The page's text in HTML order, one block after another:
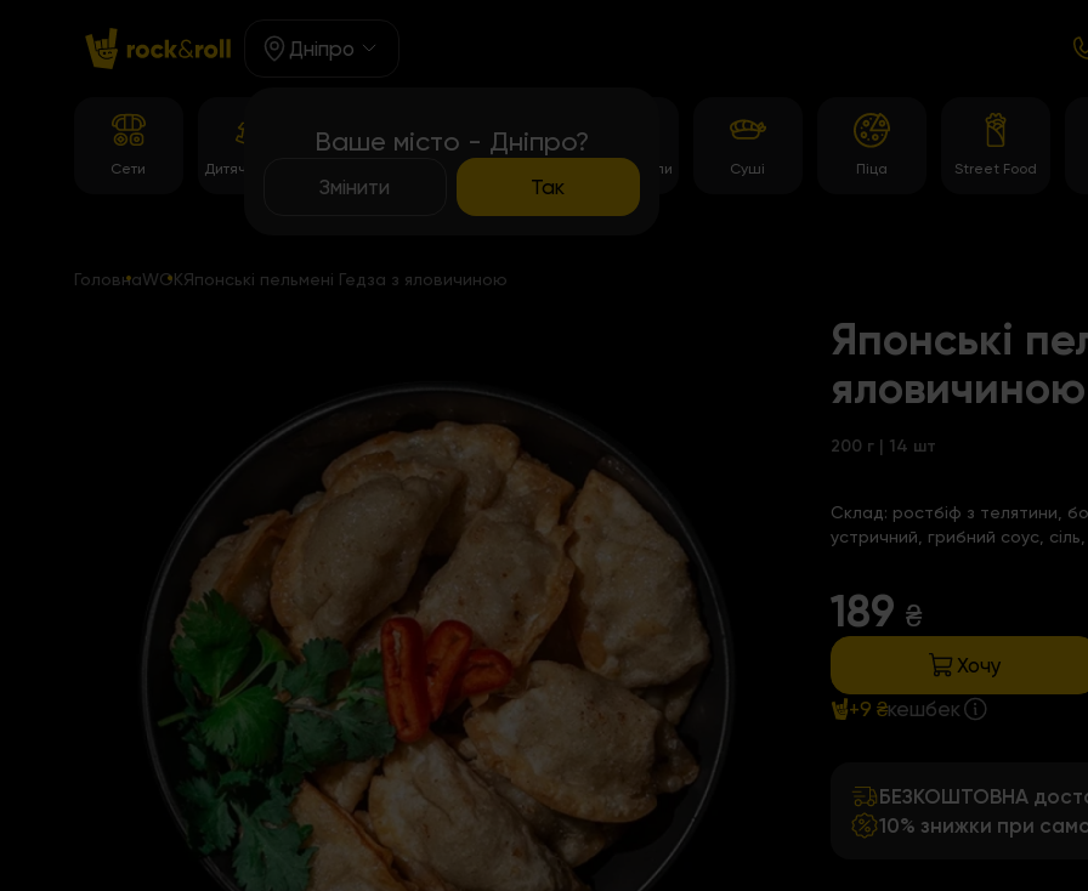
Дніпро
Ваше місто - Дніпро?
Змінити Так
Сети Дитяче Меню Темпура роли Суші Піца Street Food
ГоловнаWOKЯпонські пельмені Гедза з яловичиною
Японські
яловичиною
200 г | 14 шт
Склад: ростбіф з телятини,
устричний, грибний соус,
189 ₴
Хочу
+9 ₴кешбек
БЕЗКОШТОВНА
10% знижки при